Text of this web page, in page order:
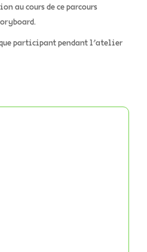
au cours de ce parcours
participant pendant l’atelier